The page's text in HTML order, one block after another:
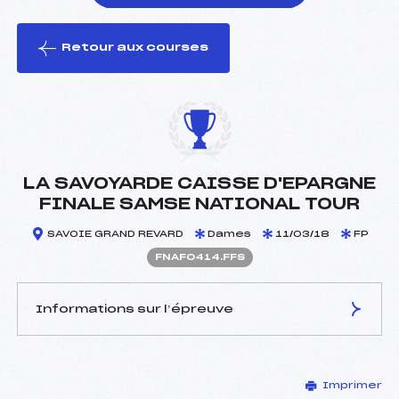
le ski
Retour aux courses
LA SAVOYARDE CAISSE D'EPARGNE
FINALE SAMSE NATIONAL TOUR
SAVOIE GRAND REVARD Dames 11/03/18 FP
FNAF0414.FFS
Informations sur l’épreuve
DHEYRIAT FABIENNE ()
Imprimer